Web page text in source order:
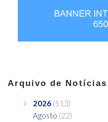
Arquivo de Notícias
2026 (513)
Agosto (22)